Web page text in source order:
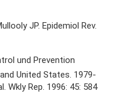
JP. Epidemiol Rev.
und Prevention
United States. 1979-
Wkly Rep. 1996: 45: 584